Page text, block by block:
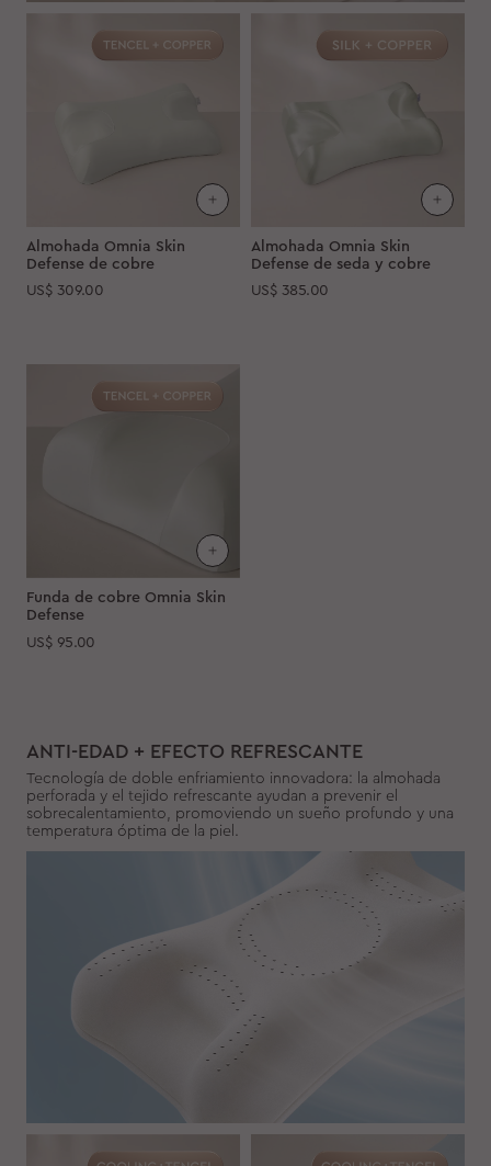
Almohada Omnia Skin
Defense de cobre
US$ 309.00
Almohada Omnia Skin
Defense de seda y cobre
US$ 385.00
Funda de cobre Omnia Skin
Defense
US$ 95.00
ANTI-EDAD + EFECTO REFRESCANTE
Tecnología de doble enfriamiento innovadora: la almohada
perforada y el tejido refrescante ayudan a prevenir el
sobrecalentamiento, promoviendo un sueño profundo y una
temperatura óptima de la piel.